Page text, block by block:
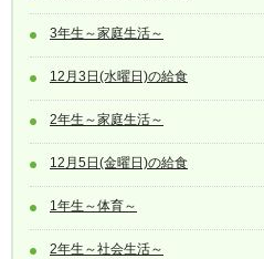
3年生～家庭生活～
12月3日(水曜日)の給食
2年生～家庭生活～
12月5日(金曜日)の給食
1年生～体育～
2年生～社会生活～